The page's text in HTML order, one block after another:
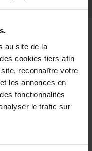
au site de la
cookies tiers afin
reconnaître votre
les annonces en
fonctionnalités
le trafic sur